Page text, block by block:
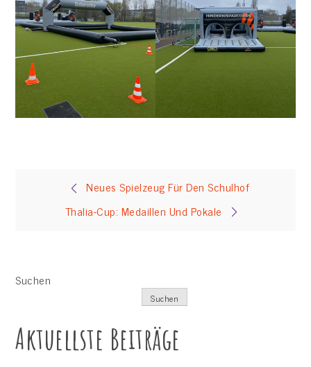
Beitragsnavigation
Neues Spielzeug Für Den Schulhof
Thalia-Cup: Medaillen Und Pokale
Suchen
Suchen
Aktuellste Beiträge